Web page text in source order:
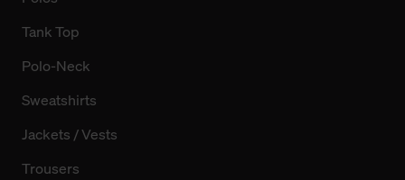
Tank Top
Polo-Neck
Sweatshirts
Jackets / Vests
Trousers